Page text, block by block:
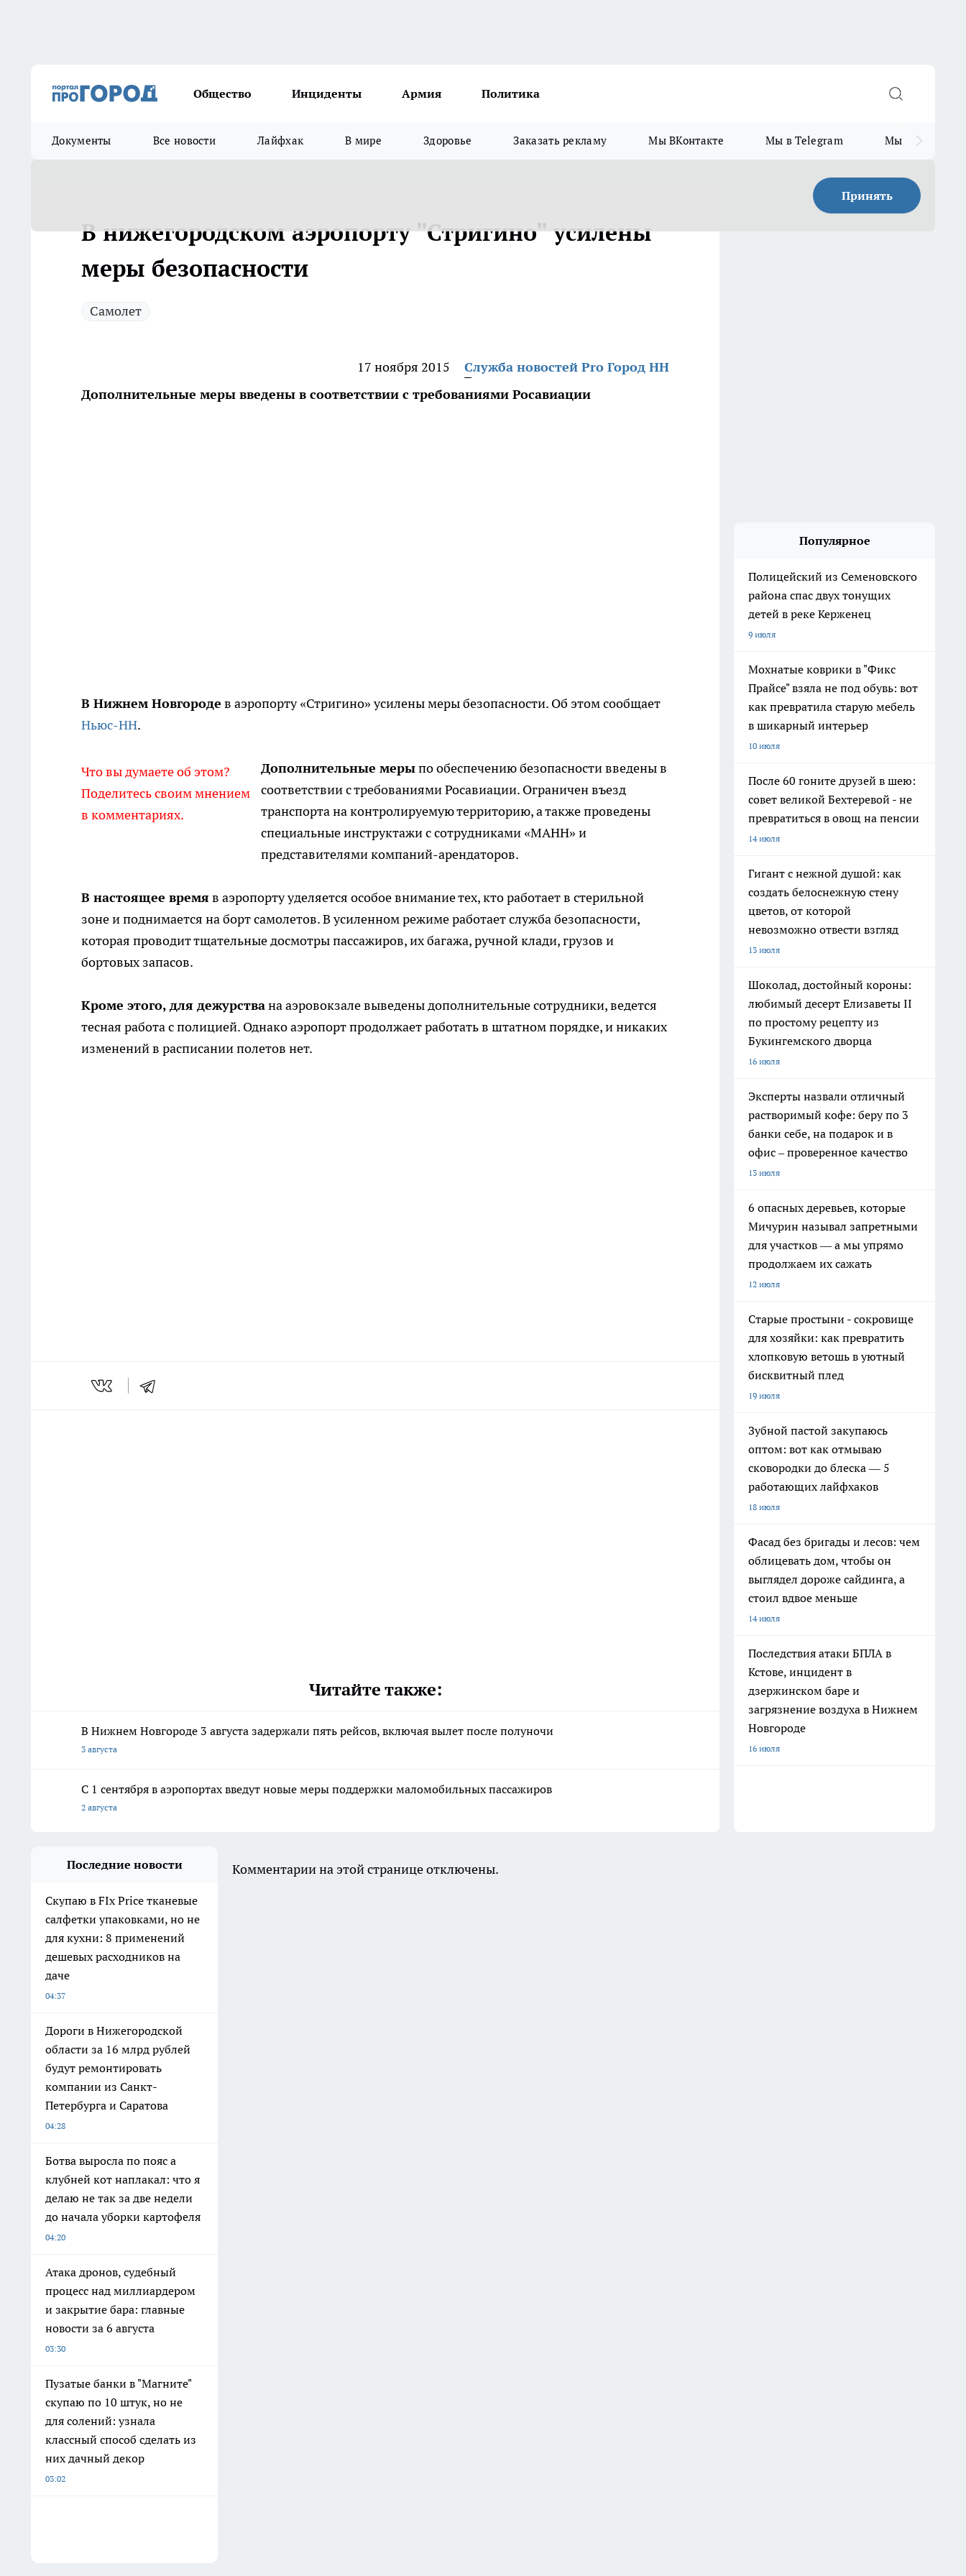
Общество Инциденты Армия Политика
Документы Все новости Лайфхак В мире Здоровье Заказать рекламу Мы ВКонтакте Мы в Telegram Мы в MAX
Принять
В нижегородском аэропорту "Стригино" усилены
меры безопасности
Самолет
17 ноября 2015
Служба новостей Pro Город НН
Дополнительные меры введены в соответствии с требованиями Росавиации
В Нижнем Новгороде в аэропорту «Стригино» усилены меры безопасности. Об этом сообщает
Ньюс-НН.
Что вы думаете об этом?
Поделитесь своим мнением
в комментариях.
Дополнительные мерыпо обеспечению безопасности введены в
соответствии с требованиями Росавиации. Ограничен въезд
транспорта на контролируемую территорию, а также проведены
специальные инструктажи с сотрудниками «МАНН» и
представителями компаний-арендаторов.
В настоящее время в аэропорту уделяется особое внимание тех, кто работает в стерильной
зоне и поднимается на борт самолетов. В усиленном режиме работает служба безопасности,
которая проводит тщательные досмотры пассажиров, их багажа, ручной клади, грузов и
бортовых запасов.
Кроме этого, для дежурствана аэровокзале выведены дополнительные сотрудники, ведется
тесная работа с полицией. Однако аэропорт продолжает работать в штатном порядке, и никаких
изменений в расписании полетов нет.
Читайте также:
В Нижнем Новгороде 3 августа задержали пять рейсов, включая вылет после полуночи
3 августа
С 1 сентября в аэропортах введут новые меры поддержки маломобильных пассажиров
2 августа
Популярное
Полицейский из Семеновского
района спас двух тонущих
детей в реке Керженец
9 июля
Мохнатые коврики в "Фикс
Прайсе" взяла не под обувь: вот
как превратила старую мебель
в шикарный интерьер
10 июля
После 60 гоните друзей в шею:
совет великой Бехтеревой - не
превратиться в овощ на пенсии
14 июля
Гигант с нежной душой: как
создать белоснежную стену
цветов, от которой
невозможно отвести взгляд
13 июля
Шоколад, достойный короны:
любимый десерт Елизаветы II
по простому рецепту из
Букингемского дворца
16 июля
Эксперты назвали отличный
растворимый кофе: беру по 3
банки себе, на подарок и в
офис – проверенное качество
13 июля
6 опасных деревьев, которые
Мичурин называл запретными
для участков — а мы упрямо
продолжаем их сажать
12 июля
Старые простыни - сокровище
для хозяйки: как превратить
хлопковую ветошь в уютный
бисквитный плед
19 июля
Зубной пастой закупаюсь
оптом: вот как отмываю
сковородки до блеска — 5
работающих лайфхаков
18 июля
Фасад без бригады и лесов: чем
облицевать дом, чтобы он
выглядел дороже сайдинга, а
стоил вдвое меньше
14 июля
Последствия атаки БПЛА в
Кстове, инцидент в
дзержинском баре и
загрязнение воздуха в Нижнем
Новгороде
16 июля
Последние новости
Скупаю в FIx Price тканевые
салфетки упаковками, но не
для кухни: 8 применений
дешевых расходников на
даче
04:37
Дороги в Нижегородской
области за 16 млрд рублей
будут ремонтировать
компании из Санкт-
Петербурга и Саратова
04:28
Ботва выросла по пояс а
клубней кот наплакал: что я
делаю не так за две недели
до начала уборки картофеля
04:20
Атака дронов, судебный
процесс над миллиардером
и закрытие бара: главные
новости за 6 августа
03:30
Пузатые банки в "Магните"
скупаю по 10 штук, но не
для солений: узнала
классный способ сделать из
них дачный декор
03:02
Комментарии на этой странице отключены.